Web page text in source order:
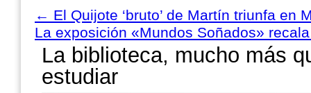
← El Quijote ‘bruto’ de Martín triunfa en
La exposición «Mundos Soñados»
La biblioteca, mucho más
estudiar